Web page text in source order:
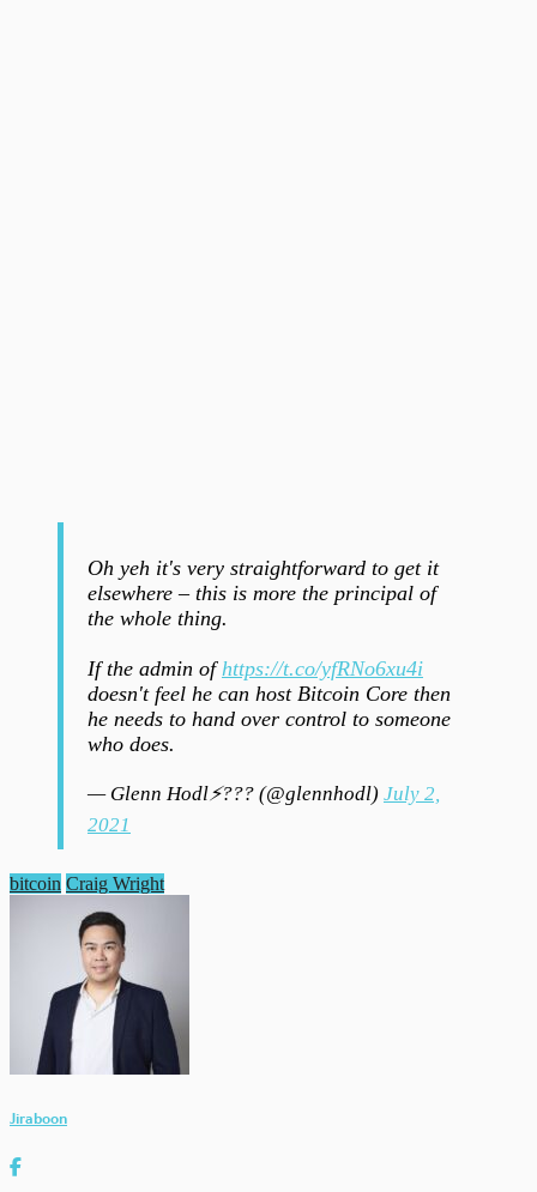
Oh yeh it's very straightforward to get it
elsewhere – this is more the principal of
the whole thing.
If the admin of https://t.co/yfRNo6xu4i
doesn't feel he can host Bitcoin Core then
he needs to hand over control to someone
who does.
— Glenn Hodl⚡??? (@glennhodl) July 2,
2021
bitcoin Craig Wright
Jiraboon